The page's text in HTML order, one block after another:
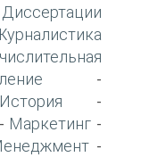
Диссертации
-
История -
- Маркетинг -
-